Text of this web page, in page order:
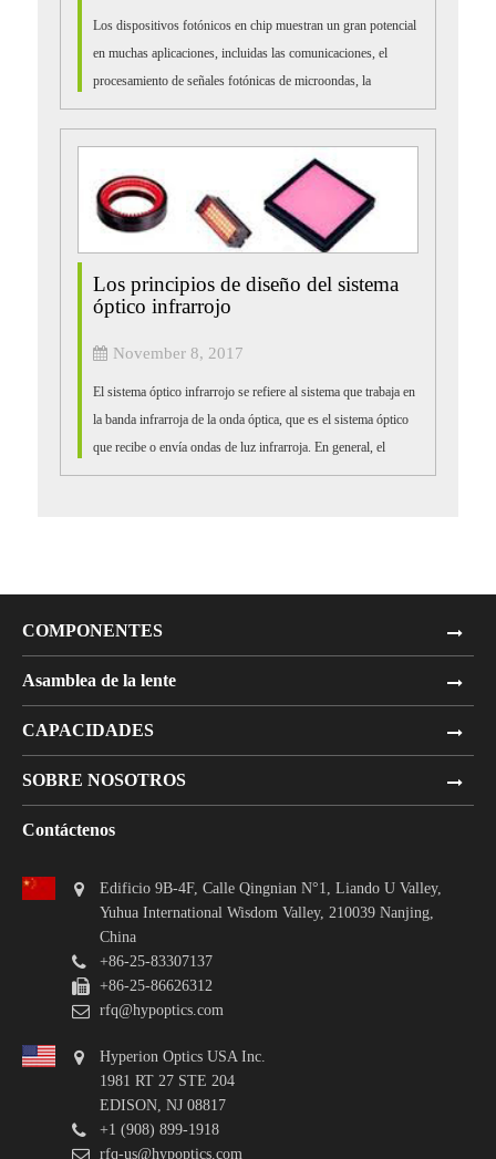
Los dispositivos fotónicos en chip muestran un gran potencial
en muchas aplicaciones, incluidas las comunicaciones, el
procesamiento de señales fotónicas de microondas, la
información cuántica, la detección y la computación.
Los principios de diseño del sistema
óptico infrarrojo
November 8, 2017
El sistema óptico infrarrojo se refiere al sistema que trabaja en
la banda infrarroja de la onda óptica, que es el sistema óptico
que recibe o envía ondas de luz infrarroja. En general, el
infrarrojo...
COMPONENTES
Asamblea de la lente
CAPACIDADES
SOBRE NOSOTROS
Contáctenos
Edificio 9B-4F, Calle Qingnian N°1, Liando U Valley,
Yuhua International Wisdom Valley, 210039 Nanjing,
China
+86-25-83307137
+86-25-86626312
rfq@hypoptics.com
Hyperion Optics USA Inc.
1981 RT 27 STE 204
EDISON, NJ 08817
+1 (908) 899-1918
rfq-us@hypoptics.com